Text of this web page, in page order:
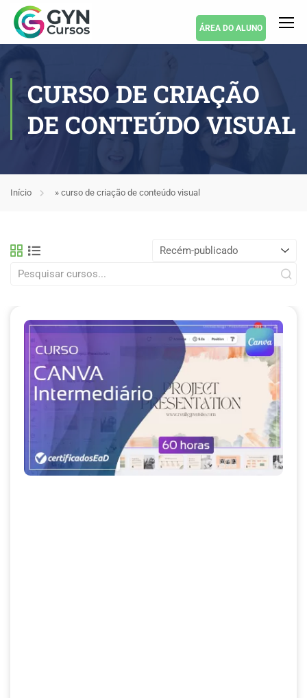
ÁREA DO ALUNO
CURSO DE CRIAÇÃO
DE CONTEÚDO VISUAL
Início » curso de criação de conteúdo visual